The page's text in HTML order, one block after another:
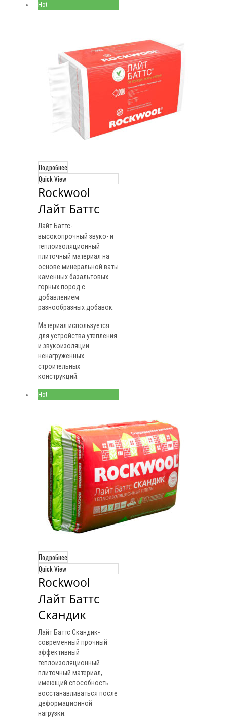
Hot
Подробнее
Quick View
Rockwool
Лайт Баттс
Лайт Баттс-
высокопрочный звуко- и
теплоизоляционный
плиточный материал на
основе минеральной ваты
каменных базальтовых
горных пород с
добавлением
разнообразных добавок.
Материал используется
для устройства утепления
и звукоизоляции
ненагруженных
строительных
конструкций.
Hot
Подробнее
Quick View
Rockwool
Лайт Баттс
Скандик
Лайт Баттс Скандик-
современный прочный
эффективный
теплоизоляционный
плиточный материал,
имеющий способность
восстанавливаться после
деформационной
нагрузки.